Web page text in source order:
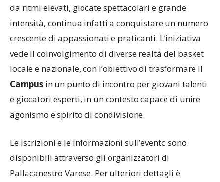
da ritmi elevati, giocate spettacolari e grande
intensità, continua infatti a conquistare un numero
crescente di appassionati e praticanti. L’iniziativa
vede il coinvolgimento di diverse realtà del basket
locale e nazionale, con l’obiettivo di trasformare il
Campus in un punto di incontro per giovani talenti
e giocatori esperti, in un contesto capace di unire
agonismo e spirito di condivisione.
Le iscrizioni e le informazioni sull’evento sono
disponibili attraverso gli organizzatori di
Pallacanestro Varese. Per ulteriori dettagli è